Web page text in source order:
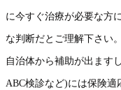
に今すぐ治療が必要な方
な判断だとご理解下さい
自治体から補助が出ます
ABC検診など)には保険適